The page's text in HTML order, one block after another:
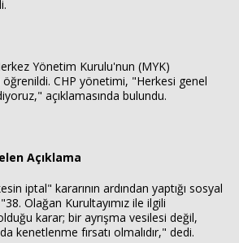
Yönetim Kurulu'nun (MYK)
öğrenildi. CHP yönetimi, "Herkesi genel
açıklamasında bulundu.
Açıklama
iptal" kararının ardından yaptığı sosyal
Olağan Kurultayımız ile ilgili
karar; bir ayrışma vesilesi değil,
kenetlenme fırsatı olmalıdır," dedi.